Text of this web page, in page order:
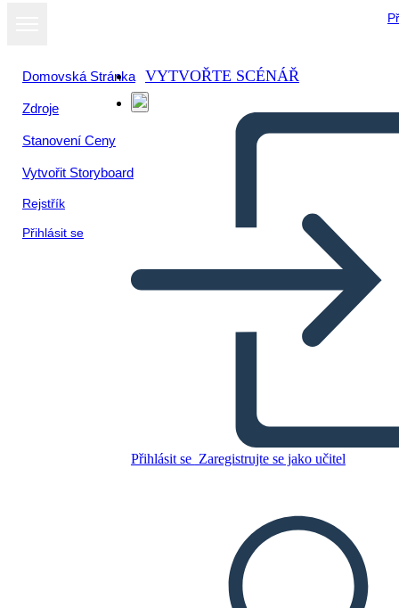
Domovská Stránka
Zdroje
Stanovení Ceny
Vytvořit Storyboard
Rejstřík
Přihlásit se
VYTVOŘTE SCÉNÁŘ
Přihlásit se Zaregistrujte se jako učitel
Zkopírujte tento scénář
VYTVOŘIT STORYBOARD
PŘEČTI MI